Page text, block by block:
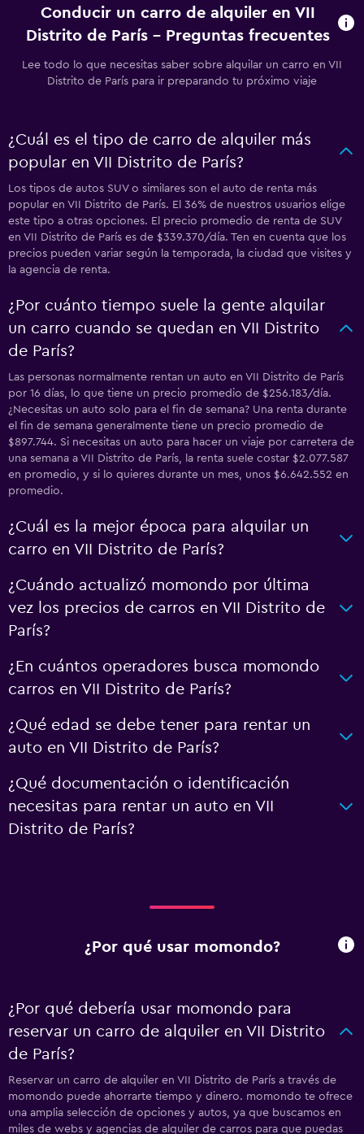
Conducir un carro de alquiler en VII
Distrito de París - Preguntas frecuentes
Lee todo lo que necesitas saber sobre alquilar un carro en VII
Distrito de París para ir preparando tu próximo viaje
¿Cuál es el tipo de carro de alquiler más
popular en VII Distrito de París?
Los tipos de autos SUV o similares son el auto de renta más
popular en VII Distrito de París. El 36% de nuestros usuarios elige
este tipo a otras opciones. El precio promedio de renta de SUV
en VII Distrito de París es de $339.370/día. Ten en cuenta que los
precios pueden variar según la temporada, la ciudad que visites y
la agencia de renta.
¿Por cuánto tiempo suele la gente alquilar
un carro cuando se quedan en VII Distrito
de París?
Las personas normalmente rentan un auto en VII Distrito de París
por 16 días, lo que tiene un precio promedio de $256.183/día.
¿Necesitas un auto solo para el fin de semana? Una renta durante
el fin de semana generalmente tiene un precio promedio de
$897.744. Si necesitas un auto para hacer un viaje por carretera de
una semana a VII Distrito de París, la renta suele costar $2.077.587
en promedio, y si lo quieres durante un mes, unos $6.642.552 en
promedio.
¿Cuál es la mejor época para alquilar un
carro en VII Distrito de París?
¿Cuándo actualizó momondo por última
vez los precios de carros en VII Distrito de
París?
¿En cuántos operadores busca momondo
carros en VII Distrito de París?
¿Qué edad se debe tener para rentar un
auto en VII Distrito de París?
¿Qué documentación o identificación
necesitas para rentar un auto en VII
Distrito de París?
¿Por qué usar momondo?
¿Por qué debería usar momondo para
reservar un carro de alquiler en VII Distrito
de París?
Reservar un carro de alquiler en VII Distrito de París a través de
momondo puede ahorrarte tiempo y dinero. momondo te ofrece
una amplia selección de opciones y autos, ya que buscamos en
miles de webs y agencias de alquiler de carros para que puedas